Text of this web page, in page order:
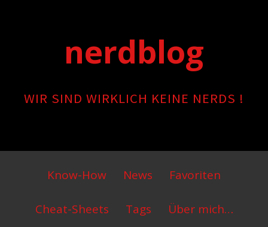
nerdblog
WIR SIND WIRKLICH KEINE NERDS !
Primary
Menu
Know-How News Favoriten
Cheat-Sheets Tags Über mich…